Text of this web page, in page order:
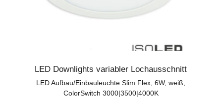
LED Downlights variabler Lochausschnitt
LED Aufbau/Einbauleuchte Slim Flex, 6W, weiß,
ColorSwitch 3000|3500|4000K